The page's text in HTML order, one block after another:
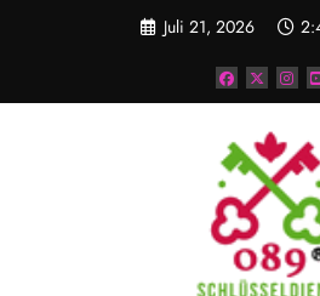
Juli 21, 2026